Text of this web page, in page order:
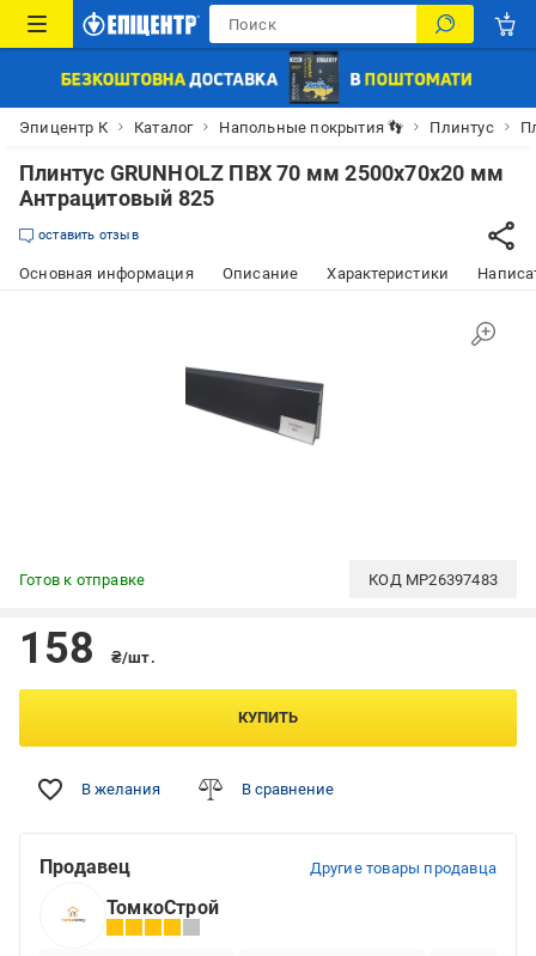
Эпицентр К Каталог Напольные покрытия 👣 Плинтус
Плинтус GRUNHOLZ ПВХ 70 мм 2500х70х20 мм
Антрацитовый 825
оставить отзыв
Основная информация Описание Характеристики
Готов к отправке КОД MP26397483
158 ₴/шт.
КУПИТЬ
В желания В сравнение
Продавец Другие товары продавца
ТомкоСтрой